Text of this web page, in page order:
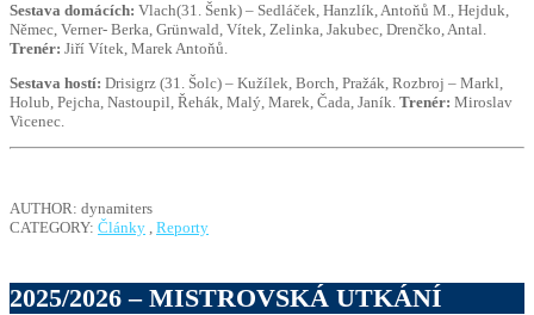
Sestava domácích: Vlach(31. Šenk) – Sedláček, Hanzlík, Antoňů M., Hejduk,
Němec, Verner- Berka, Grünwald, Vítek, Zelinka, Jakubec, Drenčko, Antal.
Trenér: Jiří Vítek, Marek Antoňů.
Sestava hostí: Drisigrz (31. Šolc) – Kužílek, Borch, Pražák, Rozbroj – Markl,
Holub, Pejcha, Nastoupil, Řehák, Malý, Marek, Čada, Janík. Trenér: Miroslav
Vicenec.
AUTHOR: dynamiters
CATEGORY: Články , Reporty
2025/2026 – MISTROVSKÁ UTKÁNÍ